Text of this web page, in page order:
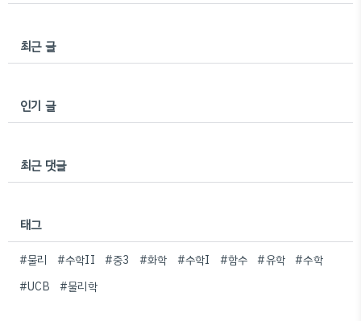
최근 글
인기 글
최근 댓글
태그
#물리 #수학II #중3 #화학 #수학I #함수 #유학 #수학
#UCB
#물리학